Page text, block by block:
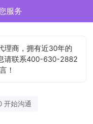
服务
理商，拥有近30年的
请联系400-630-2882
！
开始沟通